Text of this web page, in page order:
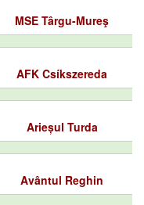
MSE Târgu-Mureş
AFK Csíkszereda
Arieșul Turda
Avântul Reghin